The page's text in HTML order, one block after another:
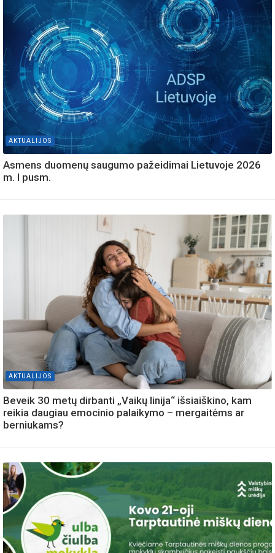
AKTUALIJOS
Asmens duomenų saugumo pažeidimai Lietuvoje 2026
m. I pusm.
AKTUALIJOS
Beveik 30 metų dirbanti „Vaikų linija“ išsiaiškino, kam
reikia daugiau emocinio palaikymo – mergaitėms ar
berniukams?